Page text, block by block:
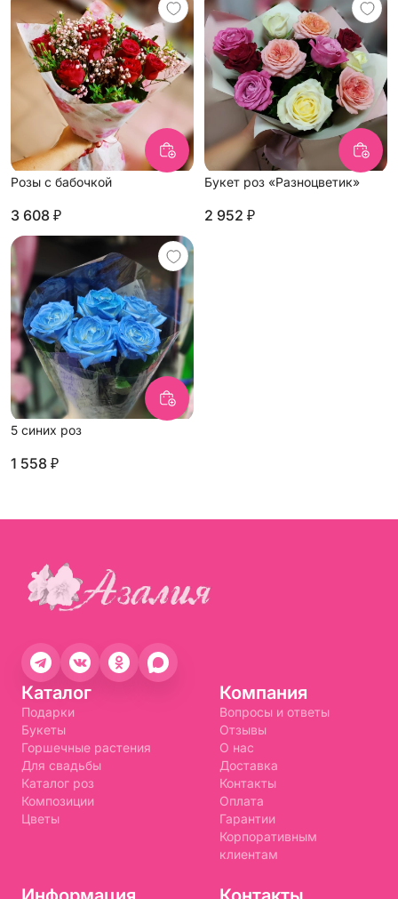
Розы с бабочкой
3 608 ₽
Букет роз «Разноцветик»
2 952 ₽
5 синих роз
1 558 ₽
Каталог
Подарки
Букеты
Горшечные растения
Для свадьбы
Каталог роз
Композиции
Цветы
Компания
Вопросы и ответы
Отзывы
О нас
Доставка
Контакты
Оплата
Гарантии
Корпоративным
клиентам